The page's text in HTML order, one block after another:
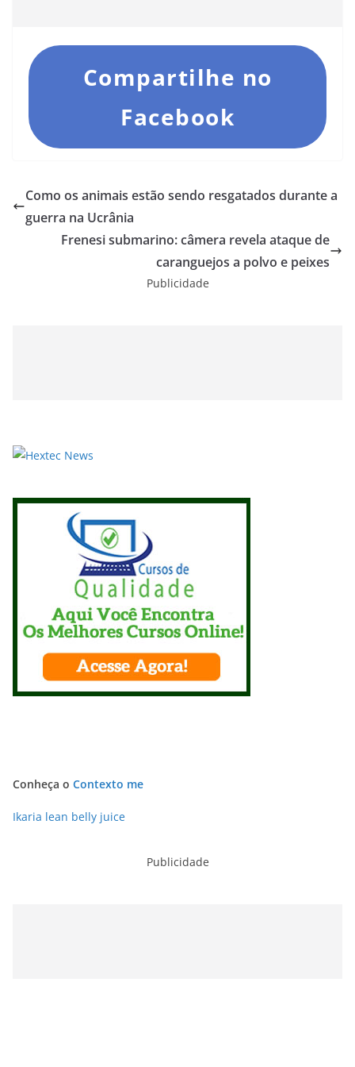
Compartilhe no
Facebook
Como os animais estão sendo resgatados durante a
guerra na Ucrânia
Frenesi submarino: câmera revela ataque de
caranguejos a polvo e peixes
Publicidade
Conheça o Contexto me
Ikaria lean belly juice
Publicidade